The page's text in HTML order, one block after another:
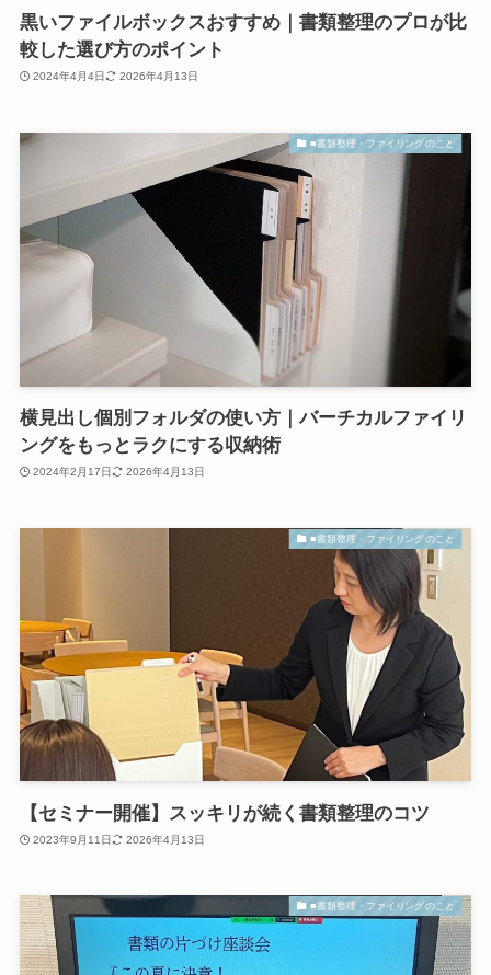
黒いファイルボックスおすすめ｜書類整理のプロが比
較した選び方のポイント
2024年4月4日 2026年4月13日
■書類整理・ファイリングのこと
横見出し個別フォルダの使い方｜バーチカルファイリ
ングをもっとラクにする収納術
2024年2月17日 2026年4月13日
■書類整理・ファイリングのこと
【セミナー開催】スッキリが続く書類整理のコツ
2023年9月11日 2026年4月13日
■書類整理・ファイリングのこと